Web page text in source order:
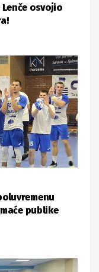
osvojio
publike